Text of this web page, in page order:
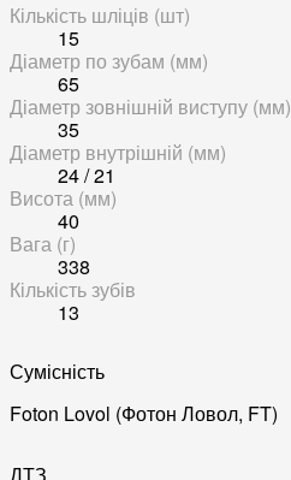
Кількість шліців (шт)
15
Діаметр по зубам (мм)
65
Діаметр зовнішній виступу (мм)
35
Діаметр внутрішній (мм)
24 / 21
Висота (мм)
40
Вага (г)
338
Кількість зубів
13
Сумісність
Foton Lovol (Фотон Ловол, FT)
ДТЗ